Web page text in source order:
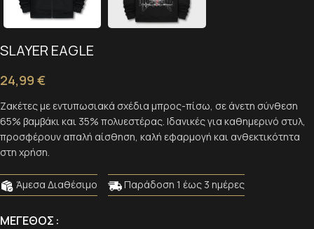
SLAYER EAGLE
24,99 €
Ζακέτες με εντυπωσιακά σχέδια μπρος-πίσω, σε άνετη σύνθεση
65% βαμβάκι και 35% πολυεστέρας. Ιδανικές για καθημερινό στυλ,
προσφέρουν απαλή αίσθηση, καλή εφαρμογή και ανθεκτικότητα
στη χρήση.
Άμεσα Διαθέσιμο Παράδοση 1 έως 3 ημέρες
ΜΈΓΕΘΟΣ
Alternative:
Alternative: